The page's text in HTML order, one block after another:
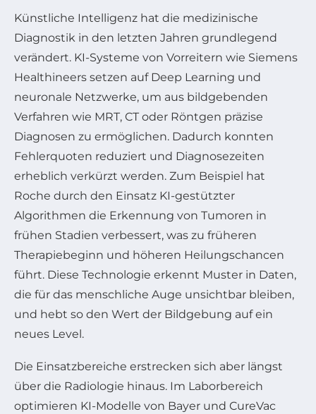
Künstliche Intelligenz hat die medizinische
Diagnostik in den letzten Jahren grundlegend
verändert. KI-Systeme von Vorreitern wie Siemens
Healthineers setzen auf Deep Learning und
neuronale Netzwerke, um aus bildgebenden
Verfahren wie MRT, CT oder Röntgen präzise
Diagnosen zu ermöglichen. Dadurch konnten
Fehlerquoten reduziert und Diagnosezeiten
erheblich verkürzt werden. Zum Beispiel hat
Roche durch den Einsatz KI-gestützter
Algorithmen die Erkennung von Tumoren in
frühen Stadien verbessert, was zu früheren
Therapiebeginn und höheren Heilungschancen
führt. Diese Technologie erkennt Muster in Daten,
die für das menschliche Auge unsichtbar bleiben,
und hebt so den Wert der Bildgebung auf ein
neues Level.
Die Einsatzbereiche erstrecken sich aber längst
über die Radiologie hinaus. Im Laborbereich
optimieren KI-Modelle von Bayer und CureVac